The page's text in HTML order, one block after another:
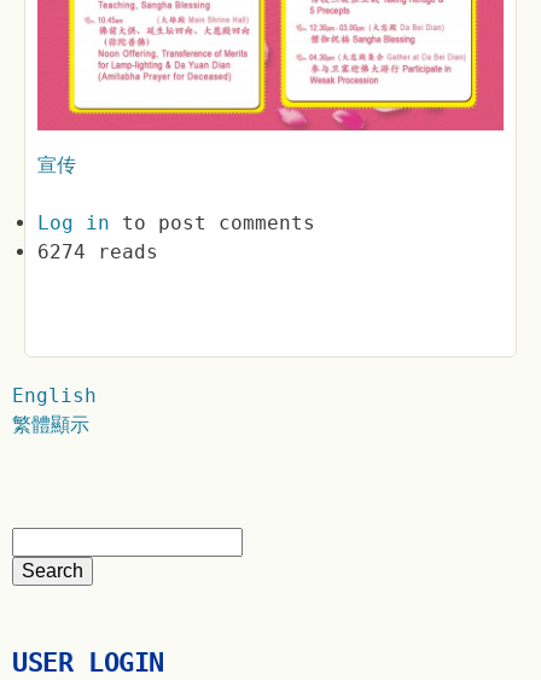
宣传
Log in to post comments
6274 reads
English
繁體顯示
USER LOGIN